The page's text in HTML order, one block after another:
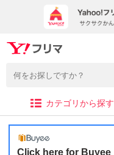
カテゴリから探す
Click here for Buyee